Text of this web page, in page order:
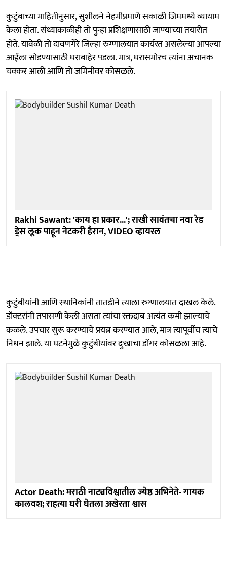
कुटुंबाच्या माहितीनुसार, सुशीलने नेहमीप्रमाणे सकाळी जिममध्ये व्यायाम
केला होता. संध्याकाळीही तो पुन्हा प्रशिक्षणासाठी जाण्याच्या तयारीत
होते. यावेळी तो दावणगेरे जिल्हा रुग्णालयात कार्यरत असलेल्या आपल्या
आईला सोडण्यासाठी घराबाहेर पडला. मात्र, घरासमोरच त्यांना अचानक
चक्कर आली आणि तो जमिनीवर कोसळले.
Rakhi Sawant: 'काय हा प्रकार...'; राखी सावंतचा नवा रेड
ड्रेस लूक पाहून नेटकरी हैरान, VIDEO व्हायरल
कुटुंबीयांनी आणि स्थानिकांनी तातडीने त्याला रुग्णालयात दाखल केले.
डॉक्टरांनी तपासणी केली असता त्यांचा रक्तदाब अत्यंत कमी झाल्याचे
कळले. उपचार सुरू करण्याचे प्रयत्न करण्यात आले, मात्र त्यापूर्वीच त्याचे
निधन झाले. या घटनेमुळे कुटुंबीयांवर दुःखाचा डोंगर कोसळला आहे.
Actor Death: मराठी नाट्यविश्वातील ज्येष्ठ अभिनेते- गायक
कालवश; राहत्या घरी घेतला अखेरता श्वास